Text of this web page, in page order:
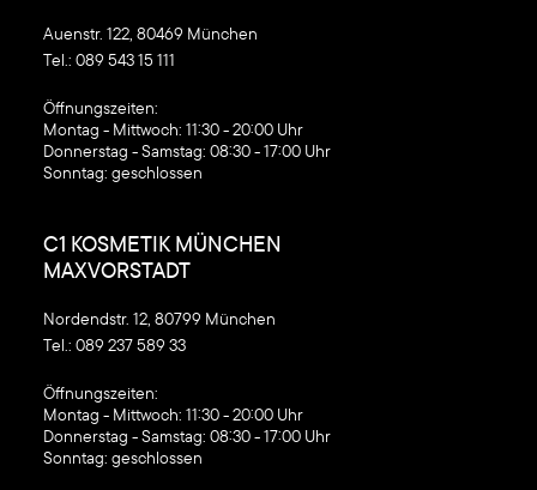
Auenstr. 122, 80469 München
Tel.: 089 543 15 111
‍Öffnungszeiten:
Montag - Mittwoch: 11:30 - 20:00 Uhr
Donnerstag - Samstag: 08:30 - 17:00 Uhr
Sonntag: geschlossen
C1 KOSMETIK MÜNCHEN
MAXVORSTADT
Nordendstr. 12, 80799 München
Tel.: 089 237 589 33
‍Öffnungszeiten:
Montag - Mittwoch: 11:30 - 20:00 Uhr
Donnerstag - Samstag: 08:30 - 17:00 Uhr
Sonntag: geschlossen